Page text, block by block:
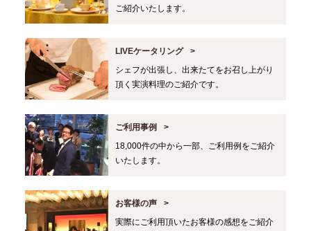
ご紹介いたします。
LIVEケータリング
シェフが出張し、出来たてをお召し上がり
頂く実演料理のご紹介です。
ご利用事例
18,000件の中から一部、ご利用例をご紹介
いたします。
お客様の声
実際にご利用頂いたお客様の感想をご紹介